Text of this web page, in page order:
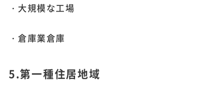
・大規模な工場
・倉庫業倉庫
5.第一種住居地域